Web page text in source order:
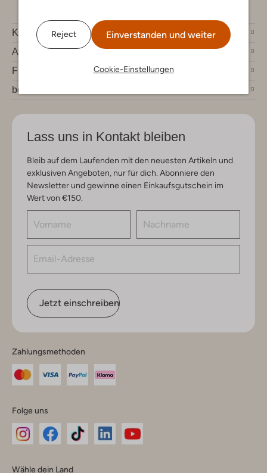
Reject Einverstanden und weiter
Cookie-Einstellungen
Kundenservice
Account
Fashion News
bei Omoda
Lass uns in Kontakt bleiben
Bleib auf dem Laufenden mit den neuesten Artikeln und
exklusiven Angeboten, nur für dich. Abonniere den
Newsletter und gewinne einen Einkaufsgutschein im
Wert von €150.
Jetzt einschreiben
Zahlungsmethoden
Folge uns
Wähle dein Land